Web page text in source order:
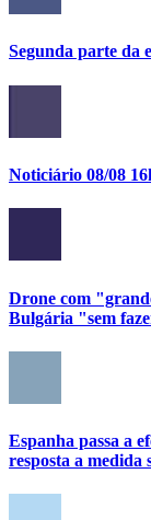
Segunda parte da
Noticiário 08/08
Drone com
Bulgária "sem
Espanha passa a
resposta a medida